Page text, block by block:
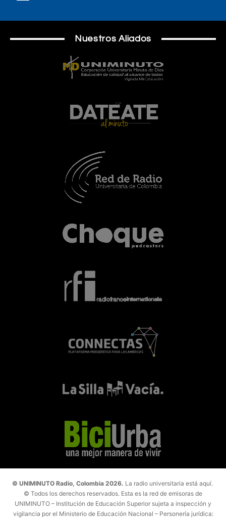
Nuestros Aliados
© UNIMINUTO Radio, Colombia 2026. La radio universitaria está aquí.
© Todos los derechos reservados. Esta es la red de emisoras de
UNIMINUTO – Institución de Educación Superior sujeta a inspección y
vigilancia por el Ministerio de Educación Nacional – Personería jurídica: